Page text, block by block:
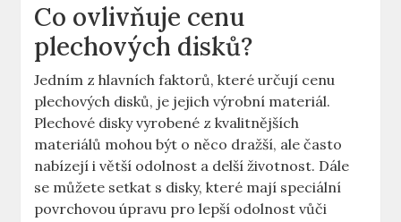
Co ovlivňuje cenu
plechových disků?
Jedním z hlavních faktorů, které určují cenu
‌plechových ⁢disků, je jejich výrobní materiál.
Plechové⁢ disky vyrobené z kvalitnějších
materiálů mohou být o něco dražší, ale často
nabízejí i⁢ větší odolnost a delší⁢ životnost. Dále
se můžete setkat s ⁢disky, které mají speciální
povrchovou úpravu pro lepší odolnost vůči